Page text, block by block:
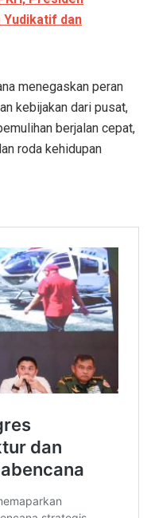
dan
menegaskan peran
kebijakan dari pusat,
berjalan cepat,
roda kehidupan